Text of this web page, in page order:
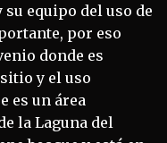
equipo del uso de
por eso
donde es
y el uso
es un área
la Laguna del